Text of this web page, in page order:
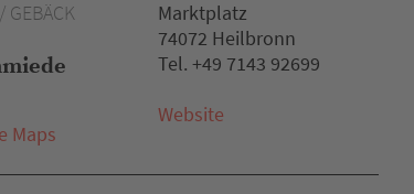
GEBÄCK
Maps
Marktplatz
74072 Heilbronn
Tel. +49 7143 92699
Website